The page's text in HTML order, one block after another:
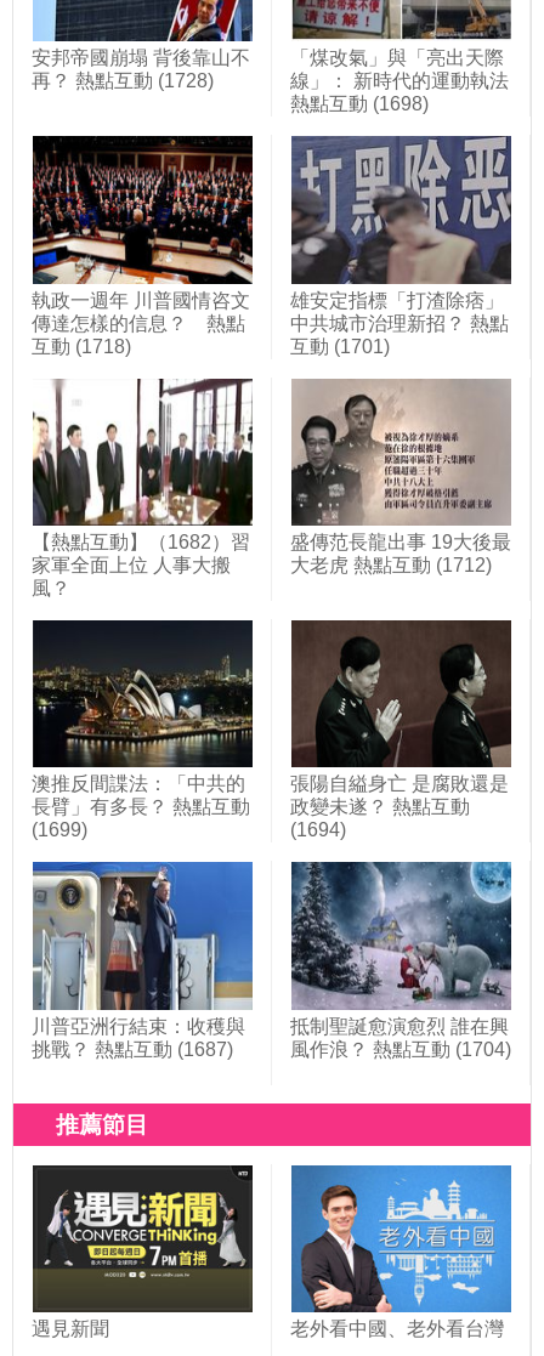
安邦帝國崩塌 背後靠山不
再？ 熱點互動 (1728)
「煤改氣」與「亮出天際
線」： 新時代的運動執法
熱點互動 (1698)
執政一週年 川普國情咨文
傳達怎樣的信息？ 熱點
互動 (1718)
雄安定指標「打渣除痞」
中共城市治理新招？ 熱點
互動 (1701)
【熱點互動】（1682）習
家軍全面上位 人事大搬
風？
盛傳范長龍出事 19大後最
大老虎 熱點互動 (1712)
澳推反間諜法：「中共的
長臂」有多長？ 熱點互動
(1699)
張陽自縊身亡 是腐敗還是
政變未遂？ 熱點互動
(1694)
川普亞洲行結束：收穫與
挑戰？ 熱點互動 (1687)
抵制聖誕愈演愈烈 誰在興
風作浪？ 熱點互動 (1704)
推薦節目
遇見新聞 老外看中國、老外看台灣